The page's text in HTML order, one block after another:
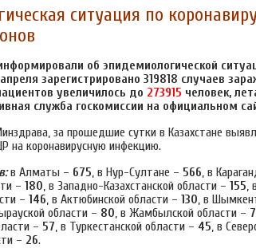
ситуация по
об эпидемиологической
зарегистрировано 319818 случаев
увеличилось до 273915 человек,
служба госкомиссии на официальном
за прошедшие сутки в Казахстане
на коронавирусную инфекцию.
в Алматы – 675, в Нур-Султане – 566, в
– 180, в Западно-Казахстанской области – 155,
– 146, в Актюбинской области – 130, в
области – 80, в Жамбылской области –
– 57, в Туркестанской области – 45, в
– 26.